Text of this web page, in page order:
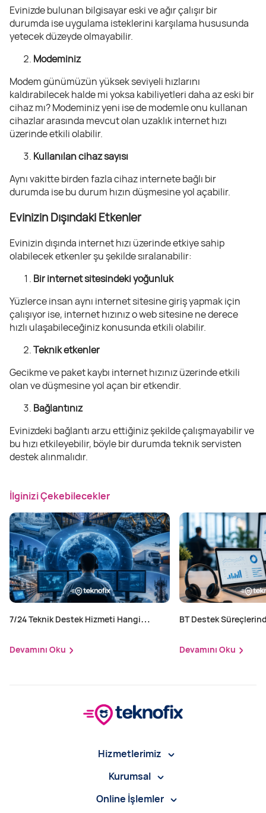
Evinizde bulunan bilgisayar eski ve ağır çalışır bir
durumda ise uygulama isteklerini karşılama hususunda
yetecek düzeyde olmayabilir.
Modeminiz
Modem günümüzün yüksek seviyeli hızlarını
kaldırabilecek halde mi yoksa kabiliyetleri daha az eski bir
cihaz mı? Modeminiz yeni ise de modemle onu kullanan
cihazlar arasında mevcut olan uzaklık internet hızı
üzerinde etkili olabilir.
Kullanılan cihaz sayısı
Aynı vakitte birden fazla cihaz internete bağlı bir
durumda ise bu durum hızın düşmesine yol açabilir.
Evinizin Dışındaki Etkenler
Evinizin dışında internet hızı üzerinde etkiye sahip
olabilecek etkenler şu şekilde sıralanabilir:
Bir internet sitesindeki yoğunluk
Yüzlerce insan aynı internet sitesine giriş yapmak için
çalışıyor ise, internet hızınız o web sitesine ne derece
hızlı ulaşabileceğiniz konusunda etkili olabilir.
Teknik etkenler
Gecikme ve paket kaybı internet hızınız üzerinde etkili
olan ve düşmesine yol açan bir etkendir.
Bağlantınız
Evinizdeki bağlantı arzu ettiğiniz şekilde çalışmayabilir ve
bu hızı etkileyebilir, böyle bir durumda teknik servisten
destek alınmalıdır.
İlginizi Çekebilecekler
7/24 Teknik Destek Hizmeti Hangi
Devamını Oku
BT Destek
Devamını Oku
Hizmetlerimiz
Kurumsal
Online İşlemler